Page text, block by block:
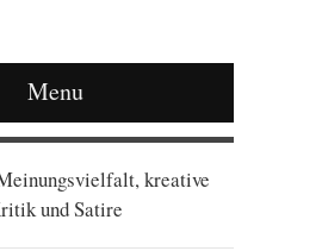
Menu
kreative
und Satire